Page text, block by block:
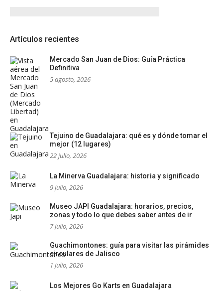
Artículos recientes
Mercado San Juan de Dios: Guía Práctica
Definitiva
5 agosto, 2026
Tejuino de Guadalajara: qué es y dónde tomar el
mejor (12 lugares)
22 julio, 2026
La Minerva Guadalajara: historia y significado
9 julio, 2026
Museo JAPI Guadalajara: horarios, precios,
zonas y todo lo que debes saber antes de ir
7 julio, 2026
Guachimontones: guía para visitar las pirámides
circulares de Jalisco
1 julio, 2026
Los Mejores Go Karts en Guadalajara